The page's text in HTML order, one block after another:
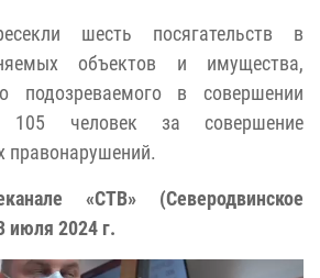
шесть посягательств в
объектов и имущества,
подозреваемого в совершении
105 человек за совершение
правонарушений.
«СТВ» (Северодвинское
июля 2024 г.